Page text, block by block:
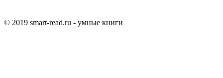
© 2019 smart-read.ru - умные книги